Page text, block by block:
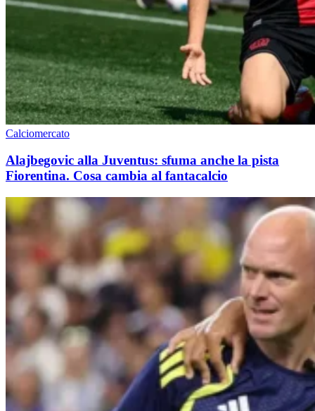
Calciomercato
Alajbegovic alla Juventus: sfuma anche la pista
Fiorentina. Cosa cambia al fantacalcio